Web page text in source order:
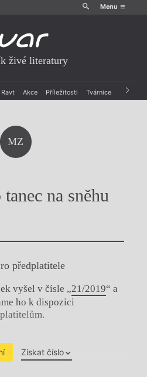
Menu
živé literatury
Ravt Akce Příležitosti Tvárnice Archiv
MZ
na sněhu
předplatitele
vyšel v čísle „21/2019“ a
ho k dispozici
Získat číslo